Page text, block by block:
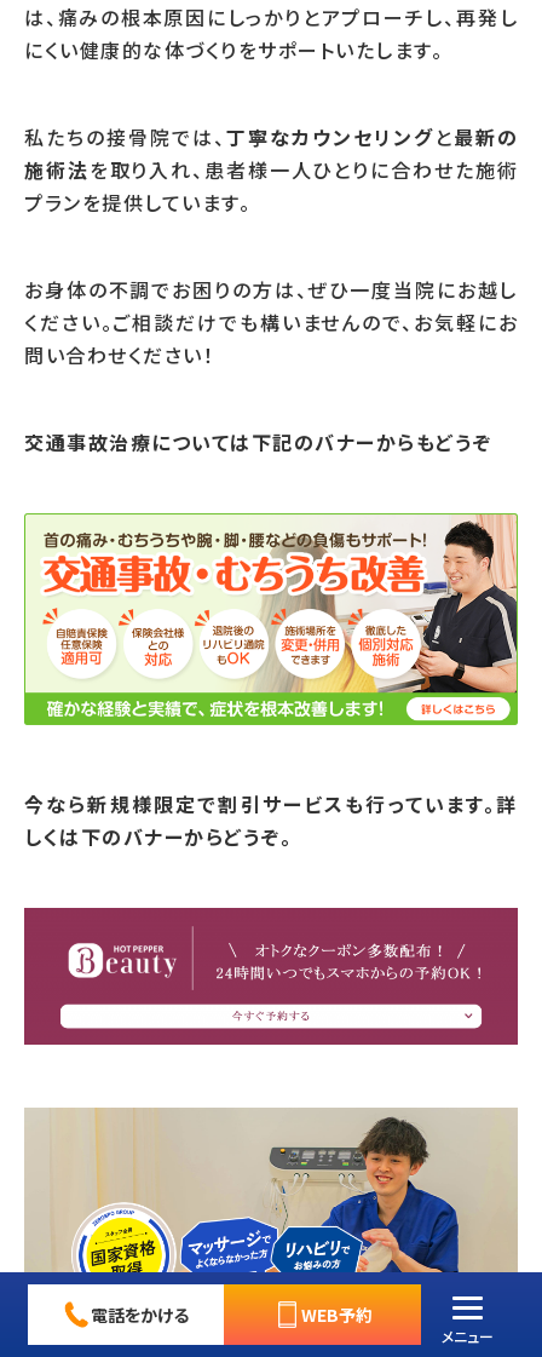
は、痛みの根本原因にしっかりとアプローチし、再発し
にくい健康的な体づくりをサポートいたします。
私たちの接骨院では、丁寧なカウンセリングと最新の
施術法を取り入れ、患者様一人ひとりに合わせた施術
プランを提供しています。
お身体の不調でお困りの方は、ぜひ一度当院にお越し
ください。ご相談だけでも構いませんので、お気軽にお
問い合わせください！
交通事故治療については下記のバナーからもどうぞ
今なら新規様限定で割引サービスも行っています。詳
しくは下のバナーからどうぞ。
電話をかける WEB予約
メニュー